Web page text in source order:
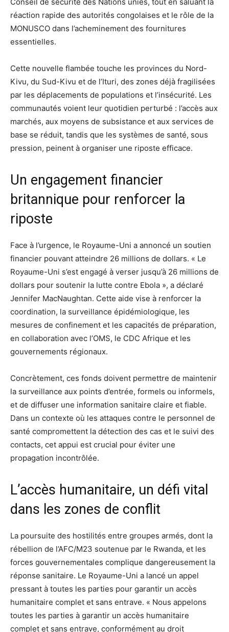
réaction rapide des autorités congolaises et le rôle de la
MONUSCO dans l’acheminement des fournitures
essentielles.
Cette nouvelle flambée touche les provinces du Nord-
Kivu, du Sud-Kivu et de l’Ituri, des zones déjà fragilisées
par les déplacements de populations et l’insécurité. Les
communautés voient leur quotidien perturbé : l’accès aux
marchés, aux moyens de subsistance et aux services de
base se réduit, tandis que les systèmes de santé, sous
pression, peinent à organiser une riposte efficace.
Un engagement financier
britannique pour renforcer la
riposte
Face à l’urgence, le Royaume-Uni a annoncé un soutien
financier pouvant atteindre 26 millions de dollars. « Le
Royaume-Uni s’est engagé à verser jusqu’à 26 millions de
dollars pour soutenir la lutte contre Ebola », a déclaré
Jennifer MacNaughtan. Cette aide vise à renforcer la
coordination, la surveillance épidémiologique, les
mesures de confinement et les capacités de préparation,
en collaboration avec l’OMS, le CDC Afrique et les
gouvernements régionaux.
Concrètement, ces fonds doivent permettre de maintenir
la surveillance aux points d’entrée, formels ou informels,
et de diffuser une information sanitaire claire et fiable.
Dans un contexte où les attaques contre le personnel de
santé compromettent la détection des cas et le suivi des
contacts, cet appui est crucial pour éviter une
propagation incontrôlée.
L’accès humanitaire, un défi vital
dans les zones de conflit
La poursuite des hostilités entre groupes armés, dont la
rébellion de l’AFC/M23 soutenue par le Rwanda, et les
forces gouvernementales complique dangereusement la
réponse sanitaire. Le Royaume-Uni a lancé un appel
pressant à toutes les parties pour garantir un accès
humanitaire complet et sans entrave. « Nous appelons
toutes les parties à garantir un accès humanitaire
complet et sans entrave, conformément au droit